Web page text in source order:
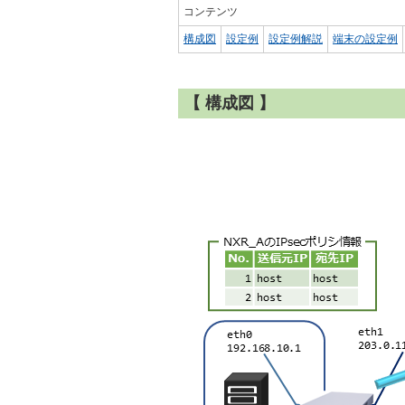
コンテンツ
構成図 設定例 設定例解説 端末の設定例
【 構成図 】